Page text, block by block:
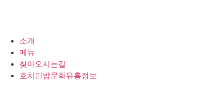
소개
메뉴
찾아오시는길
호치민밤문화유흥정보